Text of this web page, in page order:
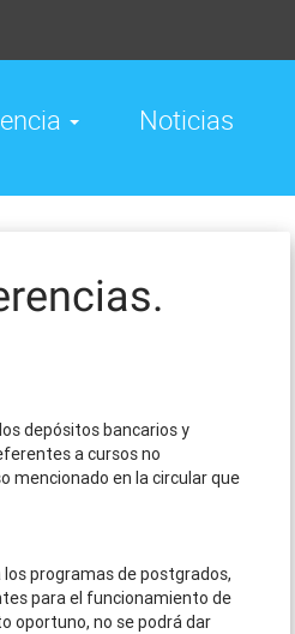
Noticias
depósitos bancarios y
a cursos no
mencionado en la circular que
programas de postgrados,
para el funcionamiento de
oportuno, no se podrá dar